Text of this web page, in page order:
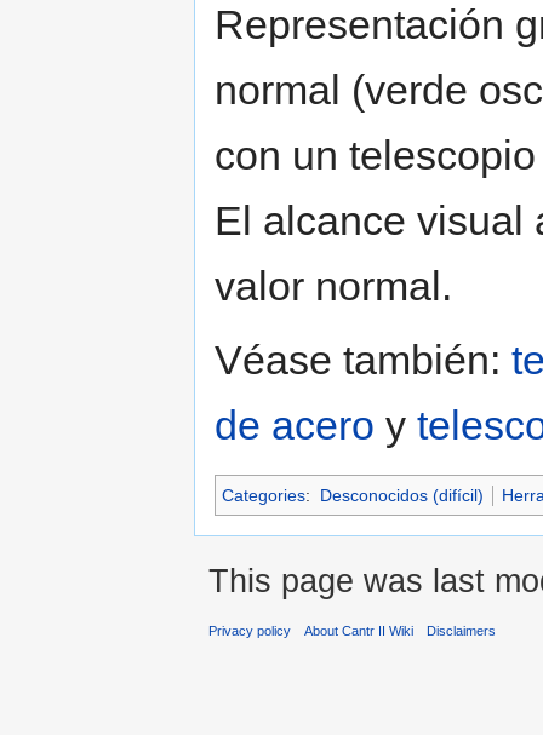
Representación
normal (verde
con un
El alcance visual
valor normal.
Véase también:
de acero y
Categories: Desconocidos (difícil)
This page was last
Privacy policy About Cantr II Wiki Disclaimers